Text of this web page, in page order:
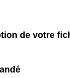
de votre